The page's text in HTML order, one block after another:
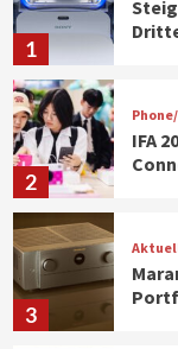
1
2
IFA
3